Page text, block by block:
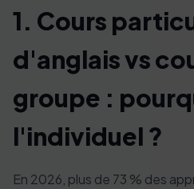
1. Cours
d'anglais vs
groupe :
l'individuel ?
En 2026, plus de 73 % des